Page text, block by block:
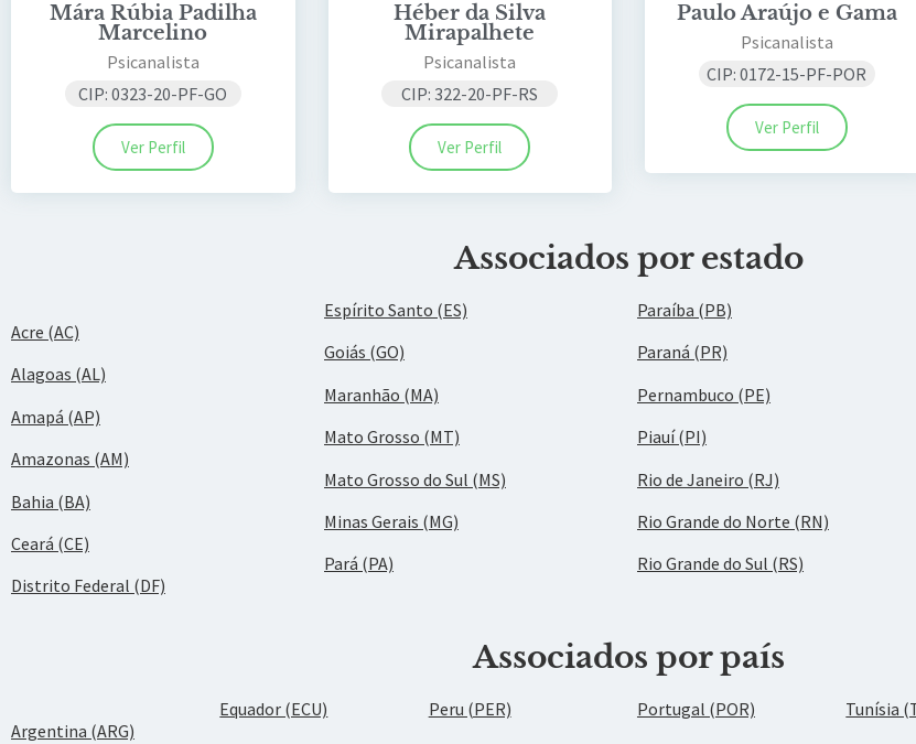
Mára Rúbia Padilha
Marcelino
Psicanalista
CIP: 0323-20-PF-GO
Ver Perfil
Héber da Silva
Mirapalhete
Psicanalista
CIP: 322-20-PF-RS
Ver Perfil
Paulo Araújo e Gama
Psicanalista
CIP: 0172-15-PF-POR
Ver Perfil
Associados por estado
Acre (AC)
Alagoas (AL)
Amapá (AP)
Amazonas (AM)
Bahia (BA)
Ceará (CE)
Distrito Federal (DF)
Espírito Santo (ES)
Goiás (GO)
Maranhão (MA)
Mato Grosso (MT)
Mato Grosso do Sul (MS)
Minas Gerais (MG)
Pará (PA)
Paraíba (PB)
Paraná (PR)
Pernambuco (PE)
Piauí (PI)
Rio de Janeiro (RJ)
Rio Grande do Norte (RN)
Rio Grande do Sul (RS)
Associados por país
Argentina (ARG)
Equador (ECU) Peru (PER) Portugal (POR) Tunísia